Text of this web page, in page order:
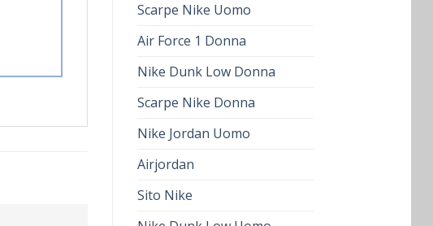
Scarpe Nike Uomo
Air Force 1 Donna
Nike Dunk Low Donna
Scarpe Nike Donna
Nike Jordan Uomo
Airjordan
Sito Nike